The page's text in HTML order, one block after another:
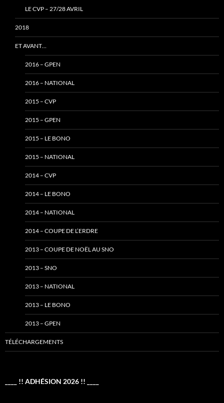
LE CVP – 27/28 AVRIL
2018
ET AVANT…
2016 – GPEN
2016 – NATIONAL
2015 – CVP
2015 – GPEN
2015 – LE BONO
2015 – NATIONAL
2014 – CVP
2014 – LE BONO
2014 – NATIONAL
2014 – COUPE DE L’ERDRE
2013 – COUPE DE NOËL AU SNO
2013 – SNO
2013 – NATIONAL
2013 – LE BONO
2013 – GPEN
TÉLÉCHARGEMENTS
____ !! ADHÉSION 2026 !! ____